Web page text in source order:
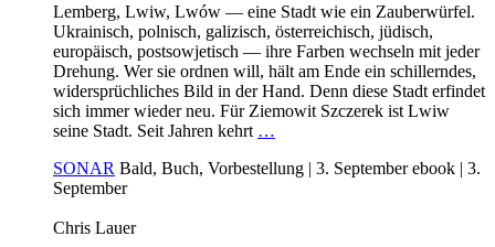
Lemberg, Lwiw, Lwów — eine Stadt wie ein Zauberwürfel.
Ukrainisch, polnisch, galizisch, österreichisch, jüdisch,
europäisch, postsowjetisch — ihre Farben wechseln mit jeder
Drehung. Wer sie ordnen will, hält am Ende ein schillerndes,
widersprüchliches Bild in der Hand. Denn diese Stadt erfindet
sich immer wieder neu. Für Ziemowit Szczerek ist Lwiw
seine Stadt. Seit Jahren kehrt …
SONAR Bald, Buch, Vorbestellung | 3. September ebook | 3.
September
Chris Lauer